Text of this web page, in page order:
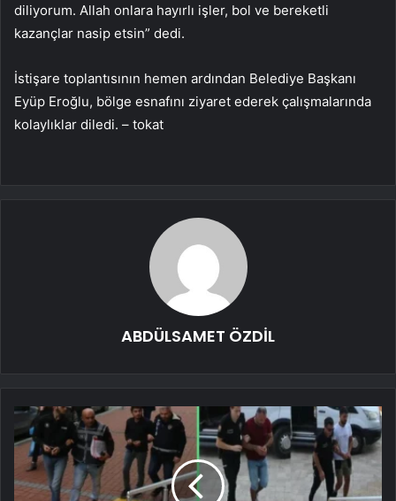
diliyorum. Allah onlara hayırlı işler, bol ve bereketli
kazançlar nasip etsin” dedi.
İstişare toplantısının hemen ardından Belediye Başkanı
Eyüp Eroğlu, bölge esnafını ziyaret ederek çalışmalarında
kolaylıklar diledi. – tokat
ABDÜLSAMET ÖZDİL